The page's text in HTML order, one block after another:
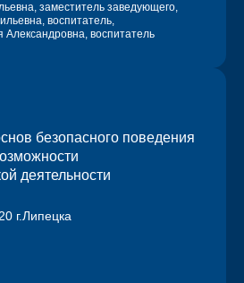
, заместитель заведующего,
, воспитатель,
Александровна, воспитатель
безопасного поведения
деятельности
г.Липецка